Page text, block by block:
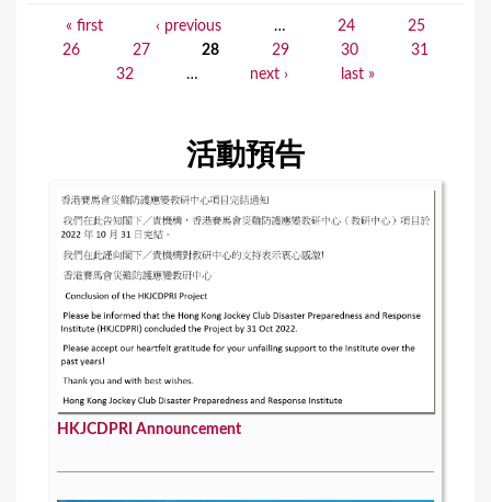
« first ‹ previous … 24
25
26
27 28 29 30
31
32
… next › last »
活動預告
HKJCDPRI Announcement